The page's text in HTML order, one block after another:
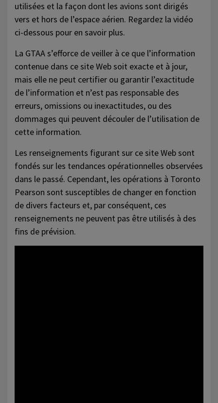
utilisées et la façon dont les avions sont dirigés
vers et hors de l’espace aérien. Regardez la vidéo
ci-dessous pour en savoir plus.
La GTAA s’efforce de veiller à ce que l’information
contenue dans ce site Web soit exacte et à jour,
mais elle ne peut certifier ou garantir l’exactitude
de l’information et n’est pas responsable des
erreurs, omissions ou inexactitudes, ou des
dommages qui peuvent découler de l’utilisation de
cette information.
Les renseignements figurant sur ce site Web sont
fondés sur les tendances opérationnelles observées
dans le passé. Cependant, les opérations à Toronto
Pearson sont susceptibles de changer en fonction
de divers facteurs et, par conséquent, ces
renseignements ne peuvent pas être utilisés à des
fins de prévision.